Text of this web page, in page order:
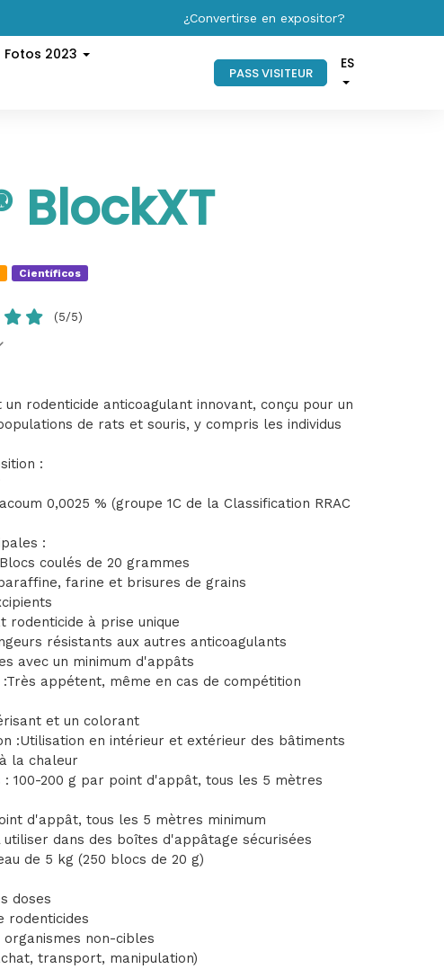
¿Convertirse en expositor?
Fotos 2023
PASS VISITEUR
ES
BlockXT
Científicos
(5/5)
un rodenticide anticoagulant innovant, conçu pour un
de rats et souris, y compris les individus
:
0,0025 % (groupe 1C de la Classification RRAC
:
coulés de 20 grammes
farine et brisures de grains
rodenticide à prise unique
résistants aux autres anticoagulants
avec un minimum d'appâts
appétent, même en cas de compétition
et un colorant
:Utilisation en intérieur et extérieur des bâtiments
la chaleur
: 100-200 g par point d'appât, tous les 5 mètres
d'appât, tous les 5 mètres minimum
dans des boîtes d'appâtage sécurisées
de 5 kg (250 blocs de 20 g)
doses
rodenticides
non-cibles
transport, manipulation)